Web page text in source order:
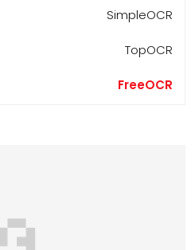
SimpleOCR
TopOCR
FreeOCR